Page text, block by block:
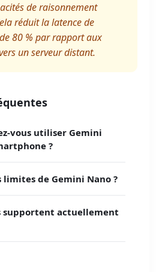
de raisonnement
réduit la latence de
80 % par rapport aux
un serveur distant.
vous utiliser Gemini
?
limites de Gemini Nano ?
supportent actuellement